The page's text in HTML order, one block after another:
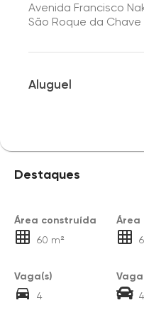
Avenida Francisco
São Roque da
Aluguel
Destaques
Área construída
60 m²
Área
Vaga(s)
4
Vaga
4